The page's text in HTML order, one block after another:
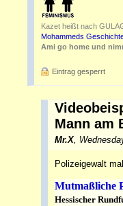
Kazet heißt nach
Mohammeds
Ami go home und
Eintrag gesperrt
Mann am
Mr.X,
Polizeigewalt
Mutmaßliche
Hessischer